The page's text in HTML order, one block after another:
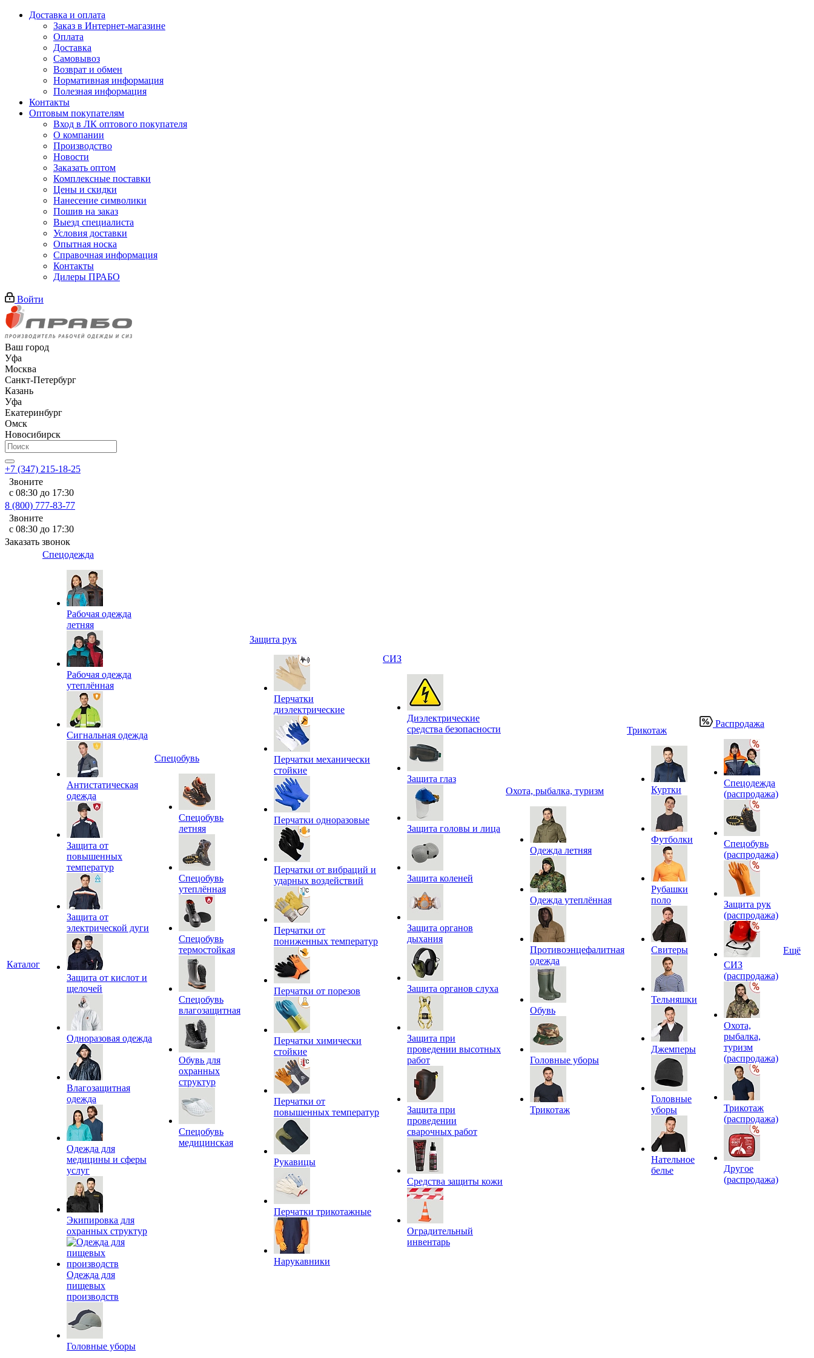
Доставка и оплата
Заказ в Интернет-магазине
Оплата
Доставка
Самовывоз
Возврат и обмен
Нормативная информация
Полезная информация
Контакты
Оптовым покупателям
Вход в ЛК оптового покупателя
О компании
Производство
Новости
Заказать оптом
Комплексные поставки
Цены и скидки
Нанесение символики
Пошив на заказ
Выезд специалиста
Условия доставки
Опытная носка
Справочная информация
Контакты
Дилеры ПРАБО
Войти
Ваш город
Уфа
Москва
Санкт-Петербург
Казань
Уфа
Екатеринбург
Омск
Новосибирск
+7 (347) 215-18-25
Звоните
с 08:30 до 17:30
8 (800) 777-83-77
Звоните
с 08:30 до 17:30
Заказать звонок
Каталог
Спецодежда
Рабочая одежда
летняя
Рабочая одежда
утеплённая
Сигнальная одежда
Антистатическая
одежда
Защита от
повышенных
температур
Защита от
электрической дуги
Защита от кислот и
щелочей
Одноразовая одежда
Влагозащитная
одежда
Одежда для
медицины и сферы
услуг
Экипировка для
охранных структур
Одежда для
пищевых
производств
Головные уборы
Спецобувь
Спецобувь
летняя
Спецобувь
утеплённая
Спецобувь
термостойкая
Спецобувь
влагозащитная
Обувь для
охранных
структур
Спецобувь
медицинская
Защита рук
Перчатки
диэлектрические
Перчатки механически
стойкие
Перчатки одноразовые
Перчатки от вибраций и
ударных воздействий
Перчатки от
пониженных температур
Перчатки от порезов
Перчатки химически
стойкие
Перчатки от
повышенных температур
Рукавицы
Перчатки трикотажные
Нарукавники
СИЗ
Диэлектрические
средства безопасности
Защита глаз
Защита головы и лица
Защита коленей
Защита органов
дыхания
Защита органов слуха
Защита при
проведении высотных
работ
Защита при
проведении
сварочных работ
Средства защиты кожи
Оградительный
инвентарь
Охота, рыбалка, туризм
Одежда летняя
Одежда утеплённая
Противоэнцефалитная
одежда
Обувь
Головные уборы
Трикотаж
Трикотаж
Куртки
Футболки
Рубашки
поло
Свитеры
Тельняшки
Джемперы
Головные
уборы
Нательное
белье
Распродажа
Спецодежда
(распродажа)
Спецобувь
(распродажа)
Защита рук
(распродажа)
СИЗ
(распродажа)
Охота,
рыбалка,
туризм
(распродажа)
Трикотаж
(распродажа)
Другое
(распродажа)
Ещё